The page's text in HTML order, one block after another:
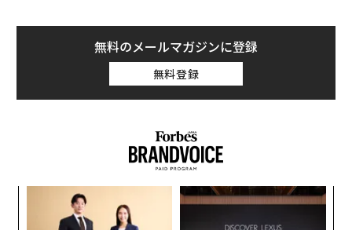
「空のタクシーは思っているより早く実現する」──6
月11日、米ワシントンD.C.でウーバーが開催した「Uber
Elevate Summit 2019」で、ウーバー・エレベート製品
トップのNikhil Goelは述べた。
ない一般の人が、最寄りにいる移動したい人を自分の車
に乗せるというライドシェアリングを開始した。米国で
は瞬く間に交通手段の1つとして定着。そのウーバーが
数年前より進めるプロジェクトが空だ。
無料のメールマガジンに登録
無料登録